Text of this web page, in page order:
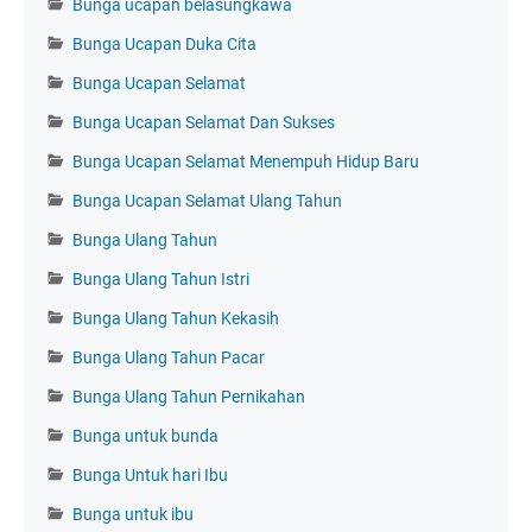
Bunga ucapan belasungkawa
Bunga Ucapan Duka Cita
Bunga Ucapan Selamat
Bunga Ucapan Selamat Dan Sukses
Bunga Ucapan Selamat Menempuh Hidup Baru
Bunga Ucapan Selamat Ulang Tahun
Bunga Ulang Tahun
Bunga Ulang Tahun Istri
Bunga Ulang Tahun Kekasih
Bunga Ulang Tahun Pacar
Bunga Ulang Tahun Pernikahan
Bunga untuk bunda
Bunga Untuk hari Ibu
Bunga untuk ibu